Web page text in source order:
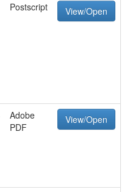
Postscript View/Open
Adobe
PDF
View/Open